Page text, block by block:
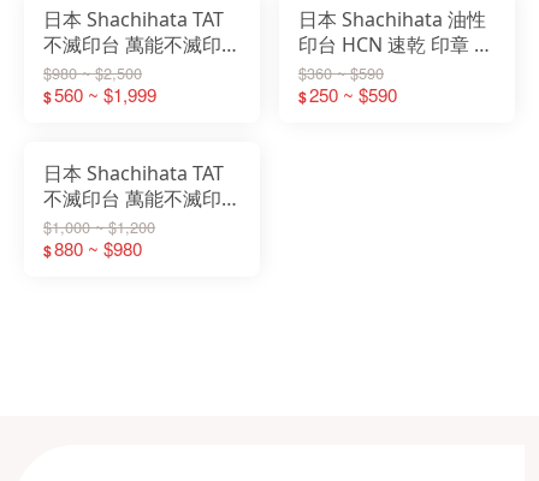
日本 Shachihata TAT
不滅印台 萬能不滅印台
補充液 速乾 塑料 金屬
多用途 STSMA 防水
$980 ~ $2,500
$560 ~ $1,999
日本 Shachihata 油性
印台 HCN 速乾 印章 前
塗印台 空白 印台
$360 ~ $590
$250 ~ $590
日本 Shachihata TAT
不滅印台 萬能不滅印台
速乾 塑料 金屬多用途
ATMN 防水 HCN
$1,000 ~ $1,200
$880 ~ $980